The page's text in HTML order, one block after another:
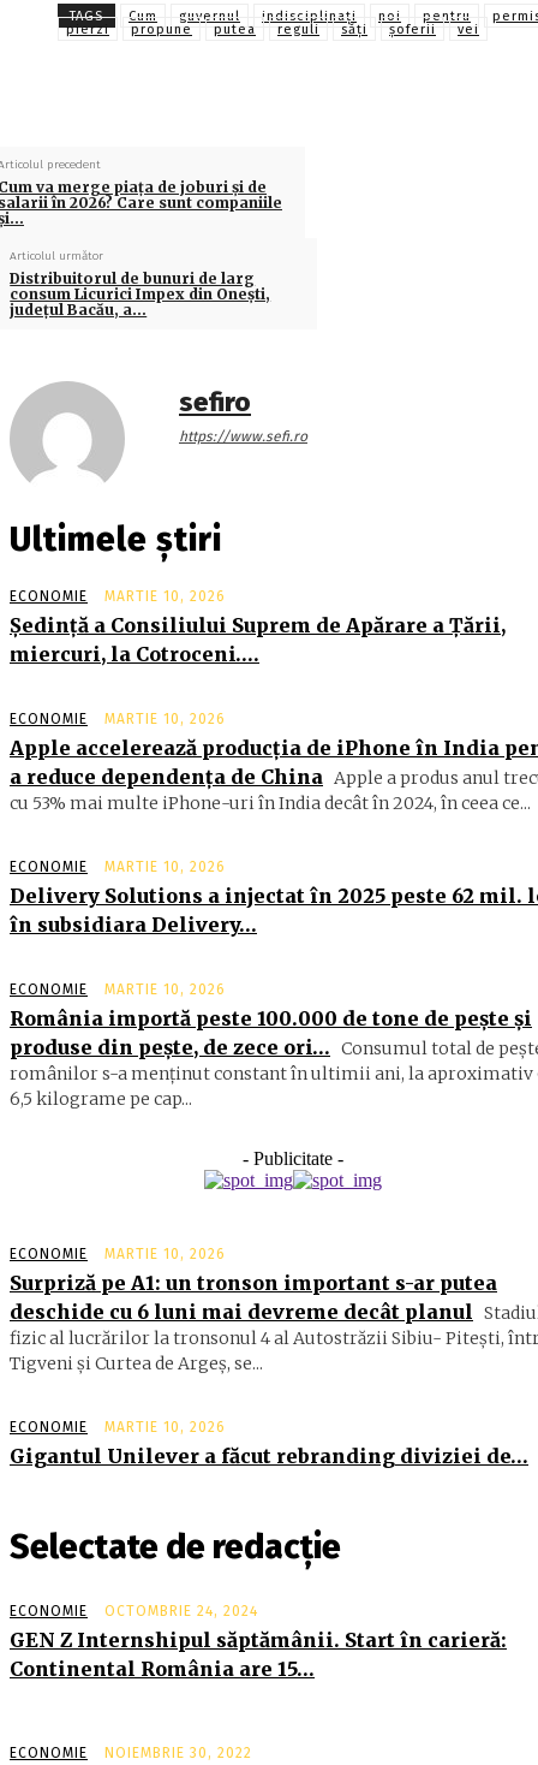
TAGS Cum guvernul indisciplinați noi pentru
pierzi
propune putea reguli săţi șoferii vei
precedent
va merge piaţa de joburi şi de
în 2026? Care sunt companiile
Articolul următor
Distribuitorul de bunuri de larg
consum Licurici Impex din Oneşti,
judeţul Bacău, a…
sefiro
https://www.sefi.ro
Ultimele știri
ECONOMIE MARTIE 10, 2026
Şedinţă a Consiliului Suprem de Apărare a Ţării,
miercuri, la Cotroceni….
ECONOMIE MARTIE 10, 2026
Apple accelerează producția de iPhone în India
a reduce dependența de China Apple a produs anul
cu 53% mai multe iPhone-uri în India decât în 2024, în ceea ce...
ECONOMIE MARTIE 10, 2026
Delivery Solutions a injectat în 2025 peste 62 mil.
în subsidiara Delivery…
ECONOMIE MARTIE 10, 2026
România importă peste 100.000 de tone de peşte şi
produse din peşte, de zece ori… Consumul total de
ro­mâ­nilor s-a menţinut constant în ul­timii ani, la aproximativ
6,5 ki­lograme pe cap...
- Publicitate -
ECONOMIE MARTIE 10, 2026
Surpriză pe A1: un tronson important s-ar putea
deschide cu 6 luni mai devreme decât planul
fizic al lucrărilor la tronsonul 4 al Autostrăzii Sibiu- Piteşti,
Tigveni şi Curtea de Argeş, se...
ECONOMIE MARTIE 10, 2026
Gigantul Unilever a făcut rebranding diviziei de…
Selectate de redacție
ECONOMIE OCTOMBRIE 24, 2024
GEN Z Internshipul săptămânii. Start în carieră:
Continental România are 15…
ECONOMIE NOIEMBRIE 30, 2022